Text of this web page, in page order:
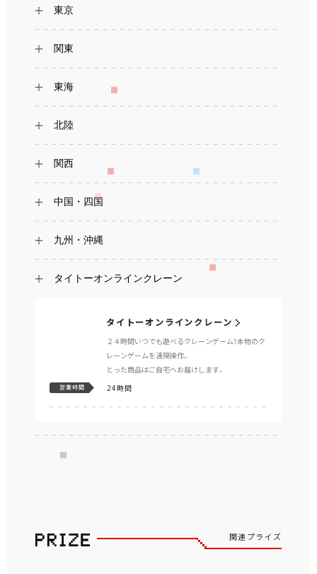
東京
関東
東海
北陸
関西
中国・四国
九州・沖縄
タイトーオンラインクレーン
タイトーオンラインクレーン
２４時間いつでも遊べるクレーンゲーム！本物のク
レーンゲームを遠隔操作。
とった商品はご自宅へお届けします。
営業時間 24時間
関連プライズ